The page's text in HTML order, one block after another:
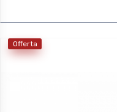
Offerta